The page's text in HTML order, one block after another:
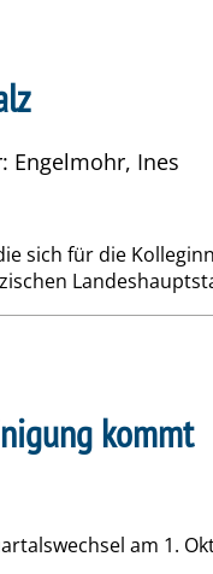
Engelmohr, Ines
sich für die
kommt
am 1.